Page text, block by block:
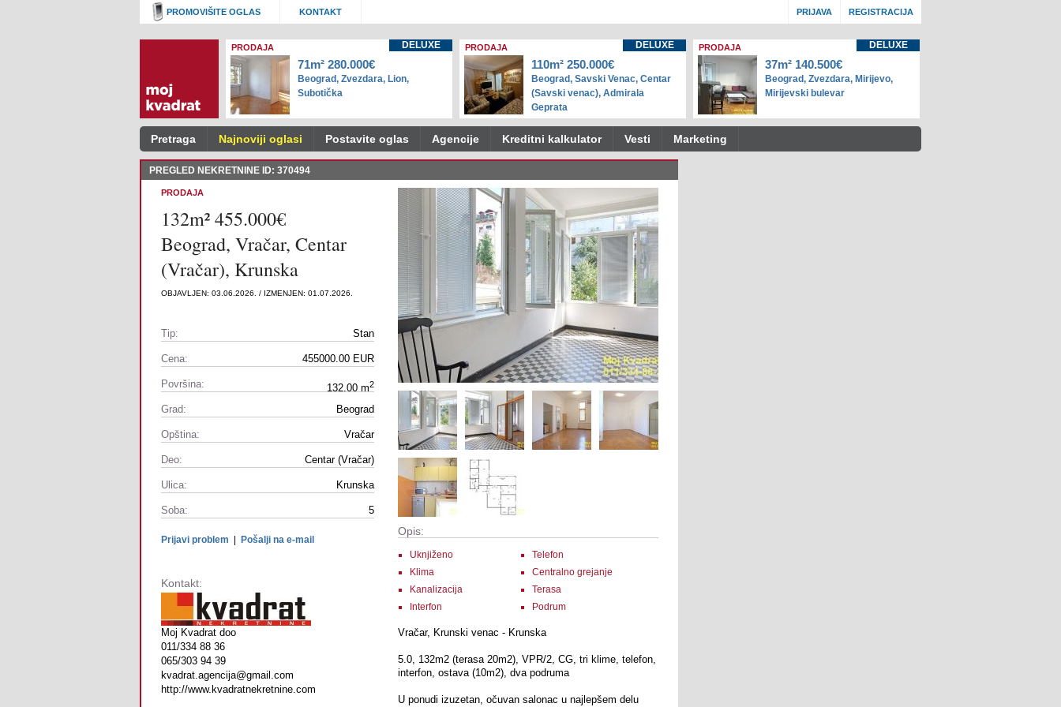
PROMOVIŠITE OGLAS KONTAKT REGISTRACIJA
PRIJAVA
DELUXE
PRODAJA
71m² 280.000€
Beograd, Zvezdara, Lion,
Subotička
DELUXE
PRODAJA
110m² 250.000€
Beograd, Savski Venac, Centar
(Savski venac), Admirala
Geprata
DELUXE
PRODAJA
37m² 140.500€
Beograd, Zvezdara, Mirijevo,
Mirijevski bulevar
Pretraga Najnoviji oglasi Postavite oglas Agencije Kreditni kalkulator Vesti Marketing
PREGLED NEKRETNINE ID: 370494
PRODAJA
132m² 455.000€
Beograd, Vračar, Centar
(Vračar), Krunska
OBJAVLJEN: 03.06.2026. / IZMENJEN: 01.07.2026.
Tip: Stan
Cena: 455000.00 EUR
Površina: 132.00 m2
Grad: Beograd
Opština: Vračar
Deo: Centar (Vračar)
Ulica: Krunska
Soba: 5
Prijavi problem Pošalji na e-mail
Kontakt:
Moj Kvadrat doo
011/334 88 36
065/303 94 39
kvadrat.agencija@gmail.com
http://www.kvadratnekretnine.com
Opis:
Uknjiženo
Telefon
Klima
Centralno grejanje
Kanalizacija
Terasa
Interfon
Podrum
Vračar, Krunski venac - Krunska
5.0, 132m2 (terasa 20m2), VPR/2, CG, tri klime, telefon,
interfon, ostava (10m2), dva podruma
U ponudi izuzetan, očuvan salonac u najlepšem delu